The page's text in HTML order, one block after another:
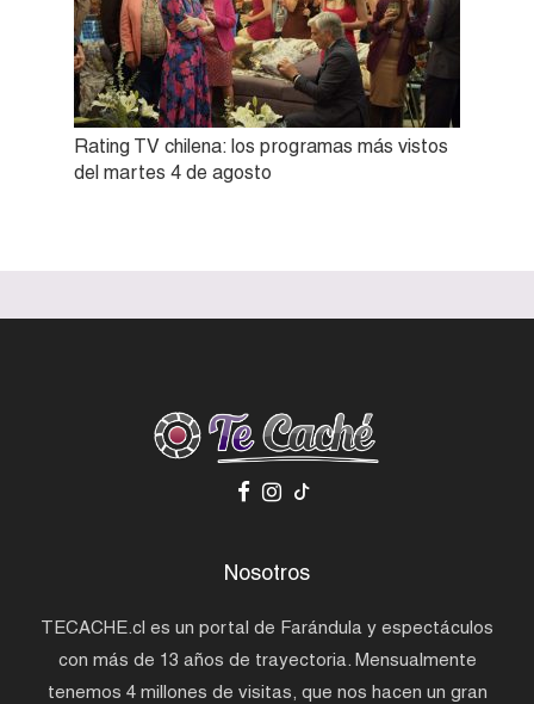
Rating TV chilena: los programas más vistos
del martes 4 de agosto
Nosotros
TECACHE.cl es un portal de Farándula y espectáculos
con más de 13 años de trayectoria. Mensualmente
tenemos 4 millones de visitas, que nos hacen un gran